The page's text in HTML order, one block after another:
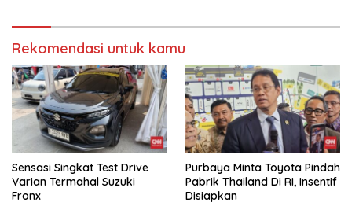
Rekomendasi untuk kamu
Sensasi Singkat Test Drive
Varian Termahal Suzuki
Fronx
Purbaya Minta Toyota Pindah
Pabrik Thailand Di RI, Insentif
Disiapkan